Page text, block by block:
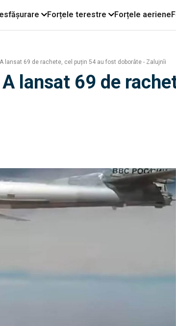
Forțele terestre Forțele aeriene
lansat 69 de rachete, cel puțin 54 au fost doborâte - Zalujnîi
lansat 69 de